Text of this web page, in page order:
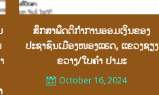
ສຶກສາພຶດຕິກຳການອອມເງິນຂອງ
ປະຊາຊົນເມືອງໜອງເເຮດ, ເເຂວງຊຽງ
ຂວາງ/ໃບຄຳ ປາມະ
October 16, 2024